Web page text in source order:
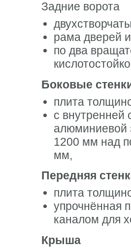
Задние ворота
рама дверей
по два
Боковые
плита
с внутренней
алюминиевой
1200 мм над
мм,
Передняя
плита
упрочнённая
каналом для
Крыша